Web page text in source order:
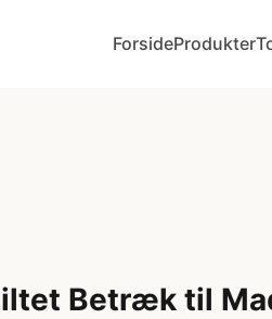
ForsideProdukter
Betræk til